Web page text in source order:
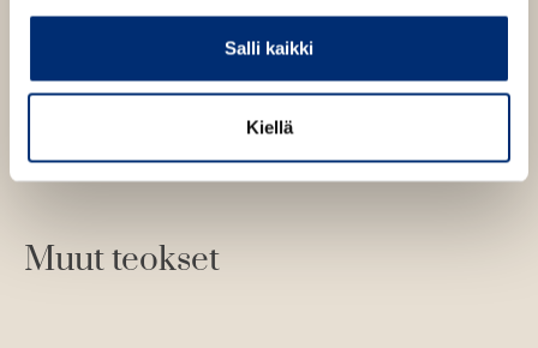
Salli kaikki
Kiellä
n
Kuva: Jari KivelaPixoi Ltd
Muut teokset